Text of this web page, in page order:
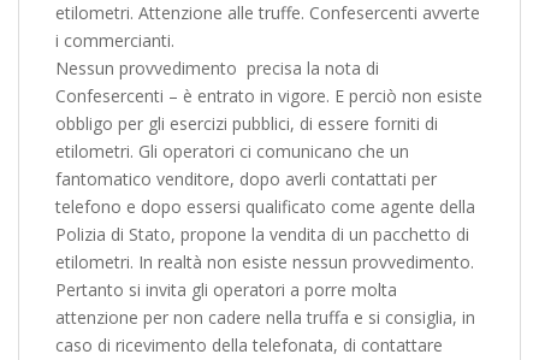
etilometri. Attenzione alle truffe. Confesercenti avverte
i commercianti.
Nessun provvedimento  precisa la nota di
Confesercenti – è entrato in vigore. E perciò non esiste
obbligo per gli esercizi pubblici, di essere forniti di
etilometri. Gli operatori ci comunicano che un
fantomatico venditore, dopo averli contattati per
telefono e dopo essersi qualificato come agente della
Polizia di Stato, propone la vendita di un pacchetto di
etilometri. In realtà non esiste nessun provvedimento.
Pertanto si invita gli operatori a porre molta
attenzione per non cadere nella truffa e si consiglia, in
caso di ricevimento della telefonata, di contattare